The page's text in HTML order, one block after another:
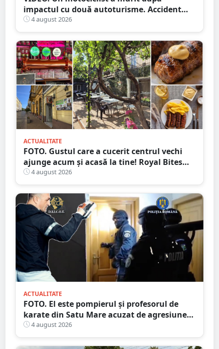
impactul cu două autoturisme. Accident
cumplit în județul vecin
4 august 2026
ACTUALITATE
FOTO. Gustul care a cucerit centrul vechi
ajunge acum și acasă la tine! Royal Bites
(fosta Zahana) livrează la domiciliu
4 august 2026
ACTUALITATE
FOTO. El este pompierul și profesorul de
karate din Satu Mare acuzat de agresiune
intimă asupra unui minor
4 august 2026